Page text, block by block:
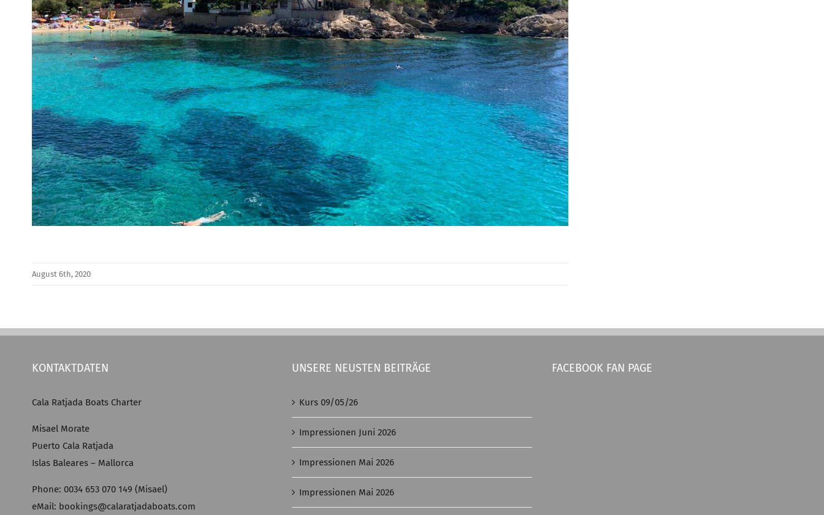
August 6th, 2020
KONTAKTDATEN
Cala Ratjada Boats Charter
Misael Morate
Puerto Cala Ratjada
Islas Baleares – Mallorca
Phone: 0034 653 070 149 (Misael)
eMail: bookings@calaratjadaboats.com
UNSERE NEUSTEN BEITRÄGE
Kurs 09/05/26
Impressionen Juni 2026
Impressionen Mai 2026
Impressionen Mai 2026
FACEBOOK FAN PAGE